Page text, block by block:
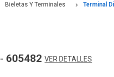
Bieletas Y Terminales
Terminal
605482 VER DETALLES